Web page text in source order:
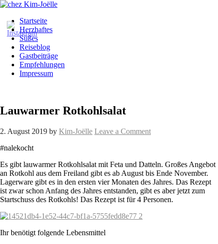
Startseite
Herzhaftes
Süßes
Reiseblog
Gastbeiträge
Empfehlungen
Impressum
Lauwarmer Rotkohlsalat
2. August 2019 by Kim-Joëlle Leave a Comment
#nalekocht
Es gibt lauwarmer Rotkohlsalat mit Feta und Datteln. Großes Angebot
an Rotkohl aus dem Freiland gibt es ab August bis Ende November.
Lagerware gibt es in den ersten vier Monaten des Jahres. Das Rezept
ist zwar schon Anfang des Jahres entstanden, gibt es aber jetzt zum
Startschuss des Rotkohls! Das Rezept ist für 4 Personen.
Ihr benötigt folgende Lebensmittel